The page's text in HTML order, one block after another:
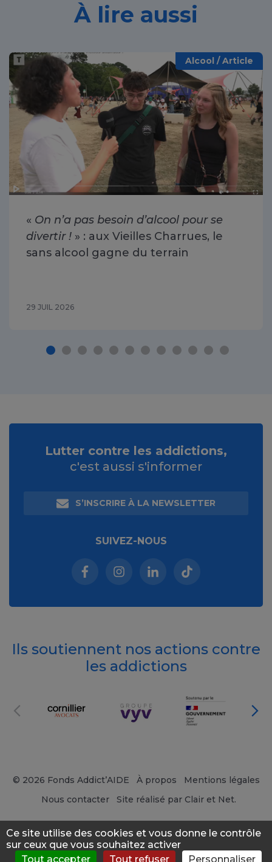
À lire aussi
Alcool / Article
« On n’a pas besoin d’alcool pour se
divertir ! » : aux Vieilles Charrues, le
sans alcool gagne du terrain
29 JUIL 2026
Lutter contre les addictions,
c'est aussi s'informer
S’INSCRIRE À LA NEWSLETTER
SUIVEZ-NOUS
Facebook (nouvelle fenêtre)
Instagram (nouvelle fenêtre)
Linkedin (nouvelle
Tiktok (nouvelle
Ils soutiennent nos actions contre
les addictions
© 2026 Fonds Addict’AIDE À propos
Mentions légales
Nous contacter
Site réalisé par Clair et Net.
Ce site utilise des cookies et vous donne le contrôle
sur ceux que vous souhaitez activer
Tout accepter
Tout refuser Personnaliser